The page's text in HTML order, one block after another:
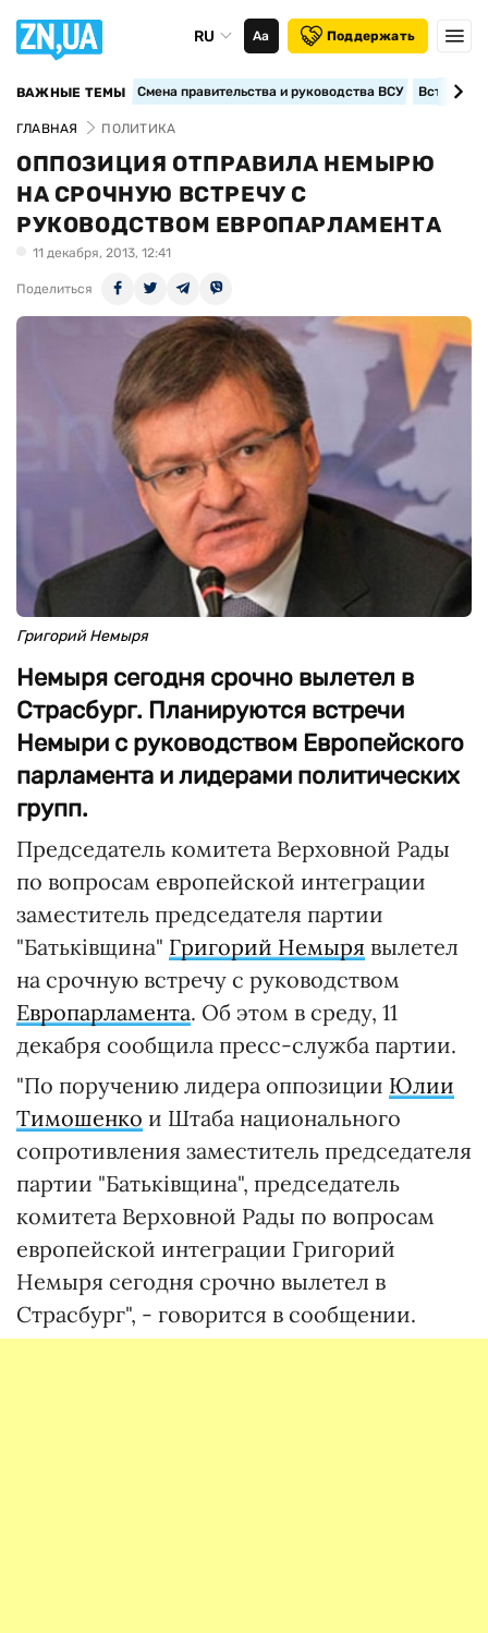
RU Аа Поддержать
ВАЖНЫЕ ТЕМЫ Смена правительства и руководства ВСУ
ГЛАВНАЯ ПОЛИТИКА
ОППОЗИЦИЯ ОТПРАВИЛА НЕМЫРЮ
НА СРОЧНУЮ ВСТРЕЧУ С
РУКОВОДСТВОМ ЕВРОПАРЛАМЕНТА
11 декабря, 2013, 12:41
Поделиться
Григорий Немыря
Немыря сегодня срочно вылетел в
Страсбург. Планируются встречи
Немыри с руководством Европейского
парламента и лидерами политических
групп.
Председатель комитета Верховной Рады
по вопросам европейской интеграции
заместитель председателя партии
"Батьківщина" Григорий Немыря вылетел
на срочную встречу с руководством
Европарламента. Об этом в среду, 11
декабря сообщила пресс-служба партии.
"По поручению лидера оппозиции Юлии
Тимошенко и Штаба национального
сопротивления заместитель председателя
партии "Батьківщина", председатель
комитета Верховной Рады по вопросам
европейской интеграции Григорий
Немыря сегодня срочно вылетел в
Страсбург", - говорится в сообщении.